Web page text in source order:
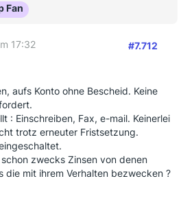
Fan
17:32 #7.712
aufs Konto ohne Bescheid. Keine
: Einschreiben, Fax, e-mail. Keinerlei
trotz erneuter Fristsetzung.
zwecks Zinsen von denen
die mit ihrem Verhalten bezwecken ?